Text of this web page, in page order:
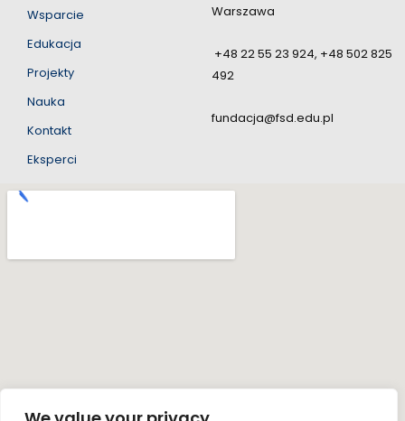
Wsparcie
Edukacja
Projekty
Nauka
Kontakt
Eksperci
Warszawa
+48 22 55 23 924, +48 502 825
492
fundacja@fsd.edu.pl